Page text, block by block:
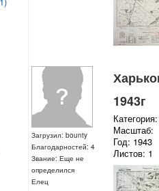
Загрузил: bounty
Благодарностей: 4
Звание: Еще не
определился
Елец
1943г
Масштаб:
Год: 1943
Листов: 1